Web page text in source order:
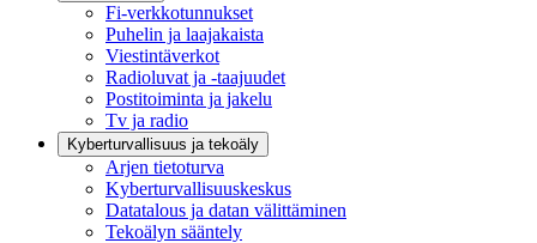
Fi-verkkotunnukset
Puhelin ja laajakaista
Viestintäverkot
Radioluvat ja -taajuudet
Postitoiminta ja jakelu
Tv ja radio
Kyberturvallisuus ja tekoäly
Arjen tietoturva
Kyberturvallisuuskeskus
Datatalous ja datan välittäminen
Tekoälyn sääntely